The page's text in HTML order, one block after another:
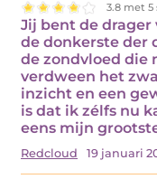
3.8 met
Jij bent de
de donkerste der
de zondvloed die
verdween het
inzicht en een
is dat ik zélfs nu
eens mijn
Redcloud 19 januari